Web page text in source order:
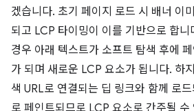
겠습니다. 초기 페이지 로드 시 배너 이
되고 LCP 타이밍이 이를 기반으로 합니
경우 아래 텍스트가 소프트 탐색 후에
가 되며 새로운 LCP 요소가 됩니다. 하
색 URL로 연결되는 딥 링크와 함께 로
로 페인트되므로 LCP 요소로 간주될 수